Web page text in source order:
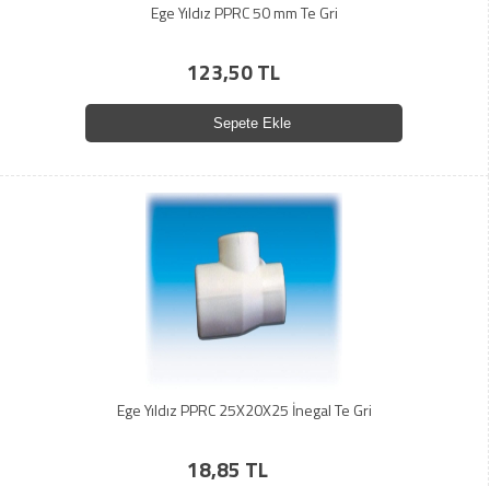
Ege Yıldız PPRC 50 mm Te Gri
123,50 TL
Sepete Ekle
Ege Yıldız PPRC 25X20X25 İnegal Te Gri
18,85 TL